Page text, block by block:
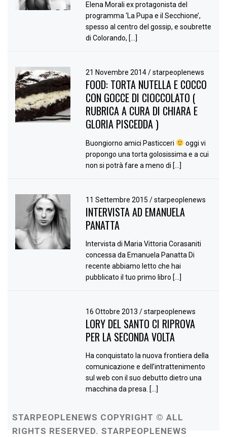
Elena Morali ex protagonista del
programma ‘La Pupa e il Secchione’,
spesso al centro del gossip, e soubrette
di Colorando, […]
21 Novembre 2014/ starpeoplenews
FOOD: TORTA NUTELLA E COCCO
CON GOCCE DI CIOCCOLATO (
RUBRICA A CURA DI CHIARA E
GLORIA PISCEDDA )
Buongiorno amici Pasticceri
oggi vi
propongo una torta golosissima e a cui
non si potrà fare a meno di […]
11 Settembre 2015/ starpeoplenews
INTERVISTA AD EMANUELA
PANATTA
Intervista di Maria Vittoria Corasaniti
concessa da Emanuela Panatta Di
recente abbiamo letto che hai
pubblicato il tuo primo libro […]
16 Ottobre 2013/ starpeoplenews
LORY DEL SANTO CI RIPROVA
PER LA SECONDA VOLTA
Ha conquistato la nuova frontiera della
comunicazione e dell’intrattenimento
sul web con il suo debutto dietro una
macchina da presa. […]
STARPEOPLENEWS COPYRIGHT © ALL
RIGHTS RESERVED. STARPEOPLENEWS